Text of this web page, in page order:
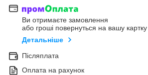
Ви отримаєте замовлення
або гроші повернуться на вашу картку
Детальніше
Післяплата
Оплата на рахунок